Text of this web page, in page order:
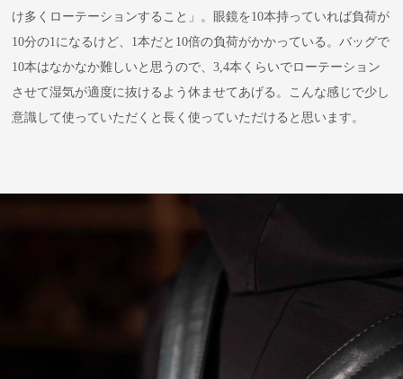
け多くローテーションすること」。眼鏡を10本持っていれば負荷が
10分の1になるけど、1本だと10倍の負荷がかかっている。バッグで
10本はなかなか難しいと思うので、3,4本くらいでローテーション
させて湿気が適度に抜けるよう休ませてあげる。こんな感じで少し
意識して使っていただくと長く使っていただけると思います。